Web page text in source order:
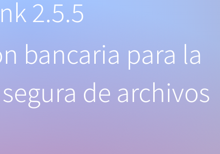
2.5.5
bancaria para la
de archivos